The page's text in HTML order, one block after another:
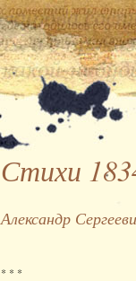
Стихи
Александр
* * *